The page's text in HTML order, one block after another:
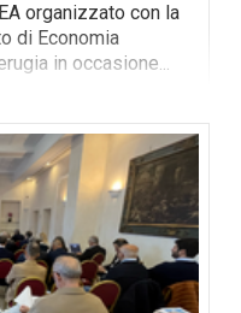
organizzato con la
di Economia
in occasione...